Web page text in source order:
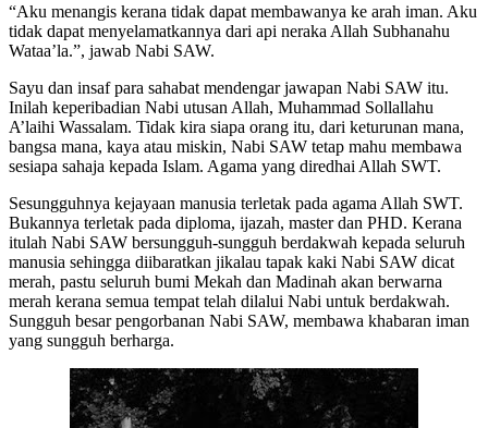
“Aku menangis kerana tidak dapat membawanya ke arah iman. Aku
tidak dapat menyelamatkannya dari api neraka Allah Subhanahu
Wataa’la.”, jawab Nabi SAW.
Sayu dan insaf para sahabat mendengar jawapan Nabi SAW itu.
Inilah keperibadian Nabi utusan Allah, Muhammad Sollallahu
A’laihi Wassalam. Tidak kira siapa orang itu, dari keturunan mana,
bangsa mana, kaya atau miskin, Nabi SAW tetap mahu membawa
sesiapa sahaja kepada Islam. Agama yang diredhai Allah SWT.
Sesungguhnya kejayaan manusia terletak pada agama Allah SWT.
Bukannya terletak pada diploma, ijazah, master dan PHD. Kerana
itulah Nabi SAW bersungguh-sungguh berdakwah kepada seluruh
manusia sehingga diibaratkan jikalau tapak kaki Nabi SAW dicat
merah, pastu seluruh bumi Mekah dan Madinah akan berwarna
merah kerana semua tempat telah dilalui Nabi untuk berdakwah.
Sungguh besar pengorbanan Nabi SAW, membawa khabaran iman
yang sungguh berharga.